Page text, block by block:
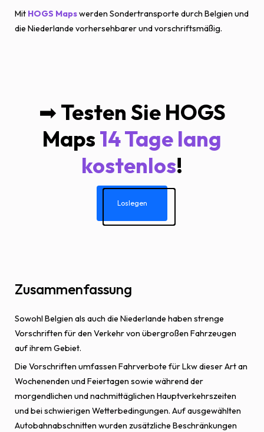
Mit HOGS Mapswerden Sondertransporte durch Belgien und
die Niederlande vorhersehbarer und vorschriftsmäßig.
➡ Testen Sie HOGS
Maps14 Tage lang
kostenlos!
Loslegen
Zusammenfassung
Sowohl Belgien als auch die Niederlande haben strenge
Vorschriften für den Verkehr von übergroßen Fahrzeugen
auf ihrem Gebiet.
Die Vorschriften umfassen Fahrverbote für Lkw dieser Art an
Wochenenden und Feiertagen sowie während der
morgendlichen und nachmittäglichen Hauptverkehrszeiten
und bei schwierigen Wetterbedingungen. Auf ausgewählten
Autobahnabschnitten wurden zusätzliche Beschränkungen